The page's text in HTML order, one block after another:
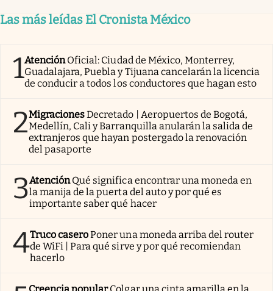
Las más leídas El Cronista México
1AtenciónOficial: Ciudad de México, Monterrey,
Guadalajara, Puebla y Tijuana cancelarán la licencia
de conducir a todos los conductores que hagan esto
2MigracionesDecretado | Aeropuertos de Bogotá,
Medellín, Cali y Barranquilla anularán la salida de
extranjeros que hayan postergado la renovación
del pasaporte
3AtenciónQué significa encontrar una moneda en
la manija de la puerta del auto y por qué es
importante saber qué hacer
4Truco caseroPoner una moneda arriba del router
de WiFi | Para qué sirve y por qué recomiendan
hacerlo